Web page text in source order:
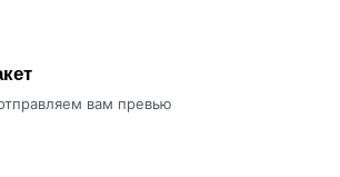
вам превью